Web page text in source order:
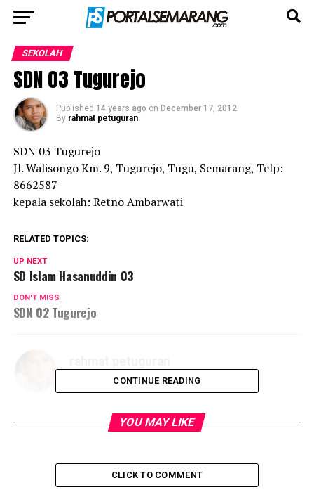
SEKOLAH
SDN 03 Tugurejo
Published 14 years ago on December 17, 2012
By rahmat petuguran
SDN 03 Tugurejo
Jl. Walisongo Km. 9, Tugurejo, Tugu, Semarang, Telp:
8662587
kepala sekolah: Retno Ambarwati
RELATED TOPICS:
UP NEXT
SD Islam Hasanuddin 03
DON'T MISS
SDN 02 Tugurejo
CONTINUE READING
YOU MAY LIKE
CLICK TO COMMENT